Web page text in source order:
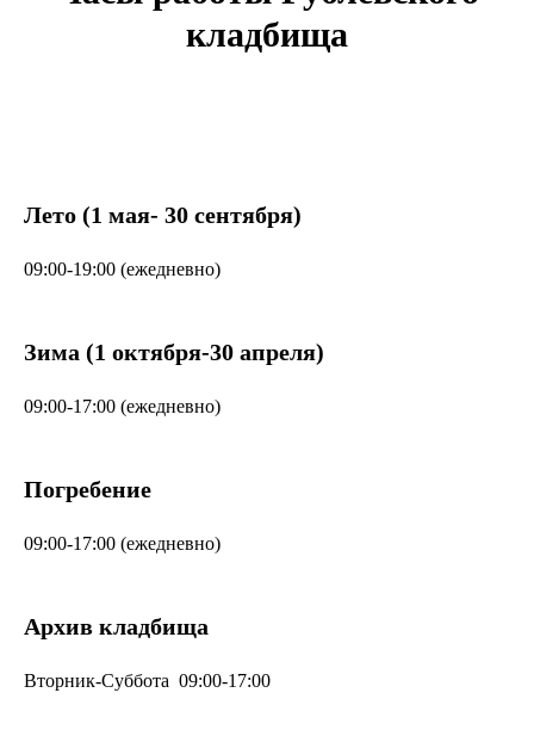
кладбища
Лето (1 мая- 30 сентября)
09:00-19:00 (ежедневно)
Зима (1 октября-30 апреля)
09:00-17:00 (ежедневно)
Погребение
09:00-17:00 (ежедневно)
Архив кладбища
Вторник-Суббота 09:00-17:00